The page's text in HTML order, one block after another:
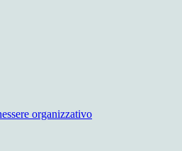
organizzativo